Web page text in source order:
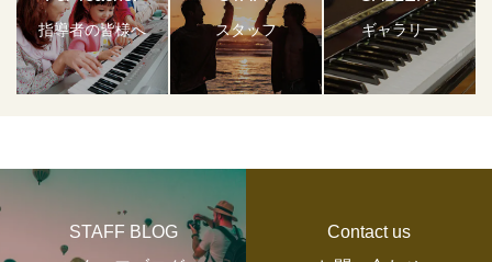
指導者の皆様へ スタッフ ギャラリー
STAFF BLOG Contact us